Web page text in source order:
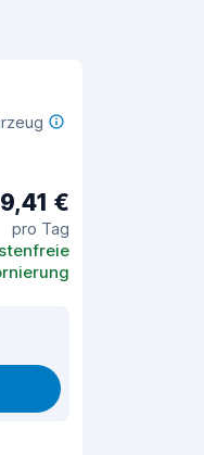
€
pro Tag